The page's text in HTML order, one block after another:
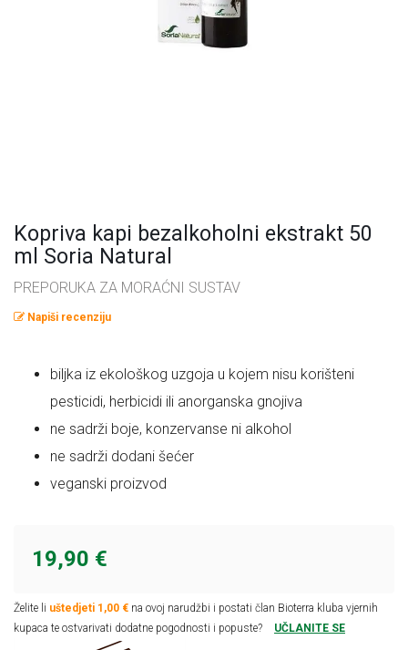
Kopriva kapi bezalkoholni ekstrakt 50
ml Soria Natural
PREPORUKA ZA MORAĆNI SUSTAV
Napiši recenziju
biljka iz ekološkog uzgoja u kojem nisu korišteni
pesticidi, herbicidi ili anorganska gnojiva
ne sadrži boje, konzervanse ni alkohol
ne sadrži dodani šećer
veganski proizvod
19,90 €
Želite li uštedjeti 1,00 € na ovoj narudžbi i postati član Bioterra kluba vjernih
kupaca te ostvarivati dodatne pogodnosti i popuste?
UČLANITE SE